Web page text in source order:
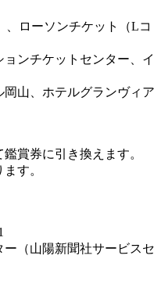
、ローソンチケット（Lコ
ンチケットセンター、イ
山、ホテルグランヴィア
賞券に引き換えます。
す。
ー（山陽新聞社サービスセ